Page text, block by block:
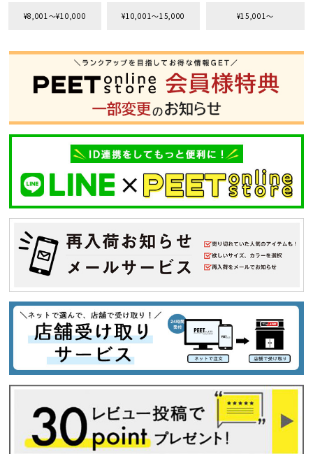
¥8,001〜¥10,000 ¥10,001〜15,000 ¥15,001〜